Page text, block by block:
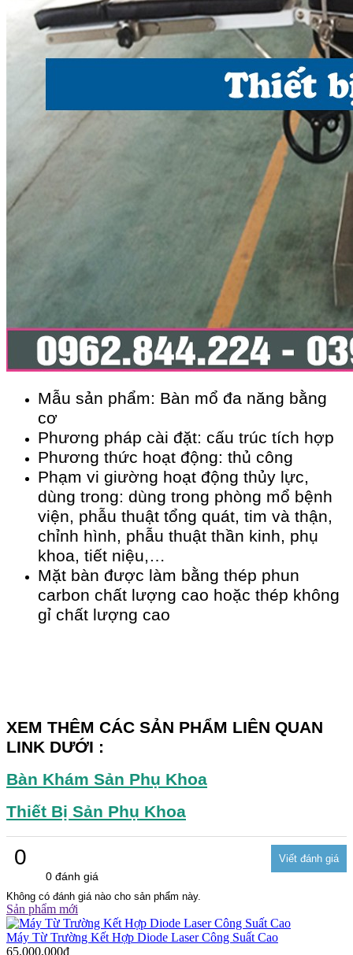
Mẫu sản phẩm: Bàn mổ đa năng bằng
cơ
Phương pháp cài đặt: cấu trúc tích hợp
Phương thức hoạt động: thủ công
Phạm vi giường hoạt động thủy lực,
dùng trong: dùng trong phòng mổ bệnh
viện, phẫu thuật tổng quát, tim và thận,
chỉnh hình, phẫu thuật thần kinh, phụ
khoa, tiết niệu,…
Mặt bàn được làm bằng thép phun
carbon chất lượng cao hoặc thép không
gỉ chất lượng cao
XEM THÊM CÁC SẢN PHẨM LIÊN QUAN
LINK DƯỚI :
Bàn Khám Sản Phụ Khoa
Thiết Bị Sản Phụ Khoa
0
0 đánh giá
Không có đánh giá nào cho sản phẩm này.
Sản phẩm mới
Máy Từ Trường Kết Hợp Diode Laser Công Suất Cao
65,000,000đ